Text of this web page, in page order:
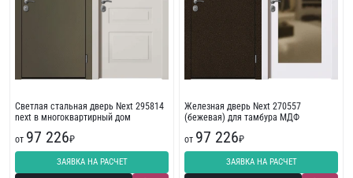
Светлая стальная дверь Next 295814
next в многоквартирный дом
от 97 226₽
ЗАЯВКА НА РАСЧЕТ
Железная дверь Next 270557
(бежевая) для тамбура МДФ
от 97 226₽
ЗАЯВКА НА РАСЧЕТ